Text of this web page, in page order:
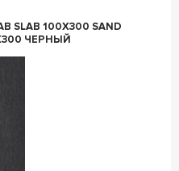
SLAB 100X300 SAND
ЧЕРНЫЙ